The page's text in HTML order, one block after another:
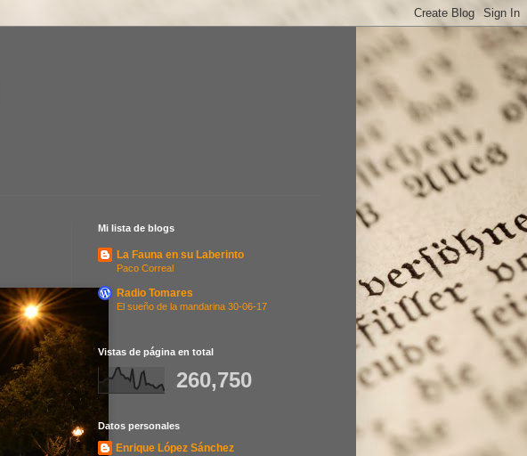
Mi lista de blogs
La Fauna en su Laberinto
Paco Correal
Radio Tomares
El sueño de la mandarina 30-06-17
Vistas de página en total
260,750
Datos personales
Enrique López Sánchez